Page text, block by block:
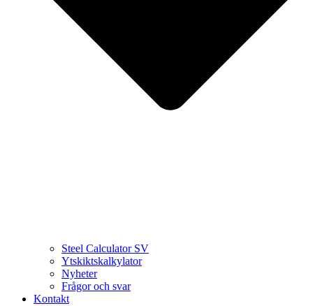
Steel Calculator SV
Ytskiktskalkylator
Nyheter
Frågor och svar
Kontakt